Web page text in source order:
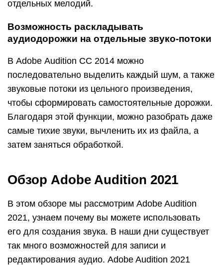
отдельных мелодий.
Возможность раскладывать
аудиодорожки на отдельные звуко-потоки
В Adobe Audition СС 2014 можно
последовательно выделить каждый шум, а также
звуковые потоки из цельного произведения,
чтобы сформировать самостоятельные дорожки.
Благодаря этой функции, можно разобрать даже
самые тихие звуки, вычленить их из файла, а
затем заняться обработкой.
Обзор Adobe Audition 2021
В этом обзоре мы рассмотрим Adobe Audition
2021, узнаем почему вы можете использовать
его для создания звука. В наши дни существует
так много возможностей для записи и
редактирования аудио. Adobe Audition 2021